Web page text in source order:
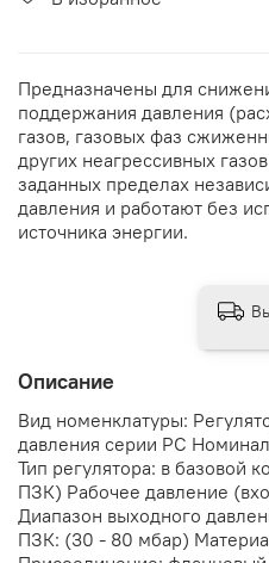
Предназначены для
поддержания давления
газов, газовых фаз
других неагрессивных
заданных пределах
давления и работают без
источника энергии.
Описание
Вид номенклатуры:
давления серии РС
Тип регулятора: в базовой
ПЗК) Рабочее давление
Диапазон выходного
ПЗК: (30 - 80 мбар)